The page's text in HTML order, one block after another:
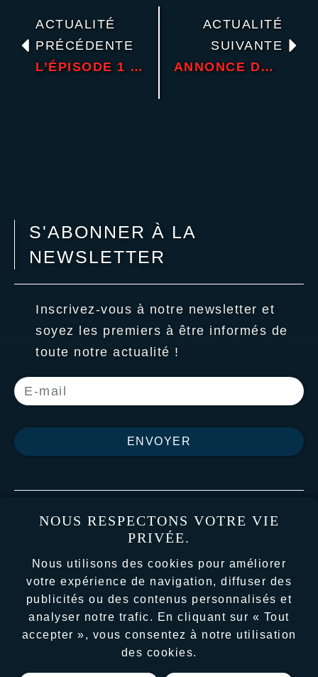
NOUS RESPECTONS VOTRE VIE
PRIVÉE.
Nous utilisons des cookies pour améliorer
votre expérience de navigation, diffuser des
publicités ou des contenus personnalisés et
analyser notre trafic. En cliquant sur « Tout
accepter », vous consentez à notre utilisation
des cookies.
ACTUALITÉ
PRÉCÉDENTE
L’ÉPISODE 1 DE THE COUNCIL SORT LE 13 MARS !
ACTUALITÉ
SUIVANTE
ANNONCE DE SPACE HULK : TACTICS !
S'ABONNER À LA
NEWSLETTER
Inscrivez-vous à notre newsletter et
soyez les premiers à être informés de
toute notre actualité !
ENVOYER
ACCUEIL
LE STUDIO
NOS JEUX
ACTUALITÉS
NOUS REJOINDRE
SUPPORT
CONTACT
Conditions générales d'utilisation